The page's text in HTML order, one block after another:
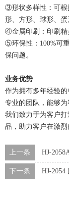
③形状多样性：可根
形、方形、球形、蛋
④金属印刷：印刷精
⑤环保性：100%可
保问题。
业务优势
作为拥有多年经验
专业的团队，能够为
我们致力于为客户
品，助力客户在激烈
上一条 HJ-
下一条 HJ-2054